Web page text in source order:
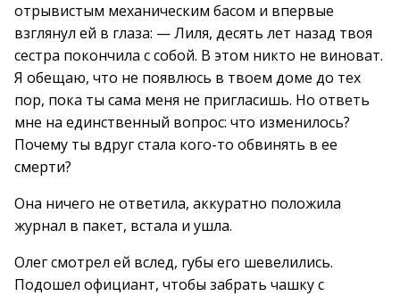
отрывистым механическим басом и впервые
взглянул ей в глаза: — Лиля, десять лет назад твоя
сестра покончила с собой. В этом никто не виноват.
Я обещаю, что не появлюсь в твоем доме до тех
пор, пока ты сама меня не пригласишь. Но ответь
мне на единственный вопрос: что изменилось?
Почему ты вдруг стала кого-то обвинять в ее
смерти?
Она ничего не ответила, аккуратно положила
журнал в пакет, встала и ушла.
Олег смотрел ей вслед, губы его шевелились.
Подошел официант, чтобы забрать чашку с